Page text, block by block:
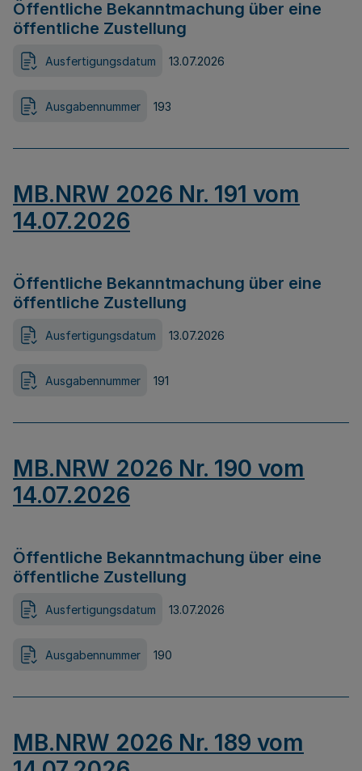
Öffentliche Bekanntmachung über eine
öffentliche Zustellung
Ausfertigungsdatum 13.07.2026
Ausgabennummer 193
MB.NRW 2026 Nr. 191 vom
14.07.2026
Öffentliche Bekanntmachung über eine
öffentliche Zustellung
Ausfertigungsdatum 13.07.2026
Ausgabennummer 191
MB.NRW 2026 Nr. 190 vom
14.07.2026
Öffentliche Bekanntmachung über eine
öffentliche Zustellung
Ausfertigungsdatum 13.07.2026
Ausgabennummer 190
MB.NRW 2026 Nr. 189 vom